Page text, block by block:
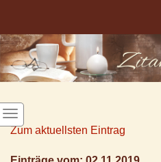
Zum aktuellsten Eintrag